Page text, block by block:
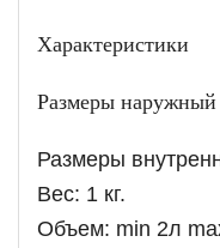
Характеристики
Размеры
Размеры
Вес: 1 кг.
Объем: min 2л